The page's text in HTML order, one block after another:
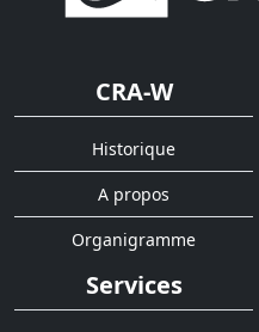
CRA-W
Historique
A propos
Organigramme
Services